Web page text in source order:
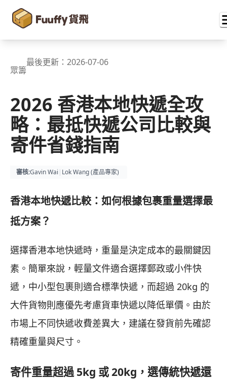
眾籌
最後更新： 2026-07-06
2026 香港本地快遞全攻
略：最抵快遞公司比較與
寄件省錢指南
審核:Gavin Wai | Lok Wang (產品專家)
香港本地快遞比較：如何根據包裹重量選擇最
抵方案？
選擇香港本地快遞時，重量是決定成本的最關鍵因
素。簡單來說，輕量文件適合選擇郵政或小件快
遞，中小型包裹則適合標準快遞，而超過 20kg 的
大件貨物則應優先考慮貨車快遞以降低單價。由於
市場上不同快遞收費差異大，建議在發貨前先確認
精確重量與尺寸。
寄件重量超過 5kg 或 20kg，選傳統快遞還